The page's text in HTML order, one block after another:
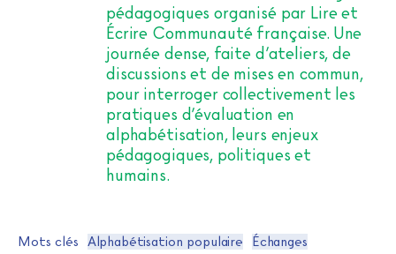
pédagogiques organisé par Lire et
Écrire Communauté française. Une
journée dense, faite d’ateliers, de
discussions et de mises en commun,
pour interroger collectivement les
pratiques d’évaluation en
alphabétisation, leurs enjeux
pédagogiques, politiques et
humains.
Mots clés Alphabétisation populaire
Échanges